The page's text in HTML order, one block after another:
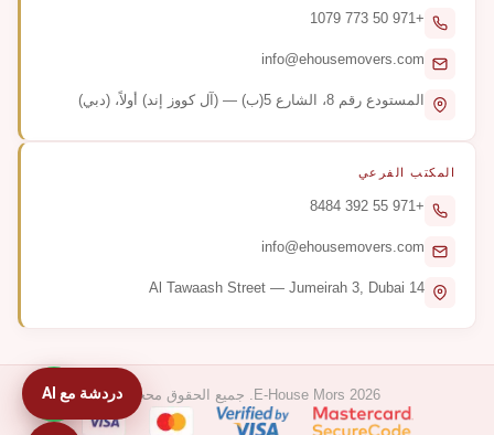
+971 50 773 1079
info@ehousemovers.com
المستودع رقم 8، الشارع 5(ب) — (آل كووز إند) أولاً، (دبي)
المكتب الفرعي
+971 55 392 8484
info@ehousemovers.com
14 Al Tawaash Street — Jumeirah 3, Dubai
E-House Mors 2026. جميع الحقوق محجوزة دردشة مع AI